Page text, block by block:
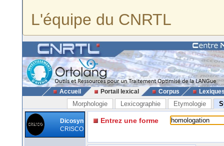
L'équipe du CNRTL
Accueil Portail lexical Corpus
Morphologie Lexicographie Etymologie
Dicosyn
CRISCO
Entrez une forme